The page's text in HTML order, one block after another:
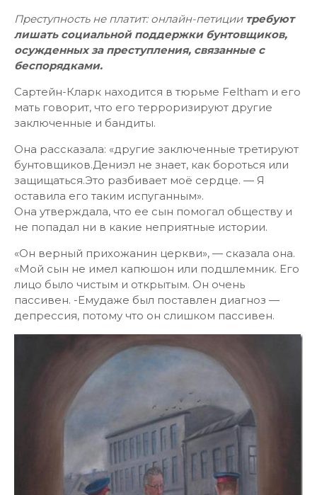
Преступность не платит: онлайн-петиции требуют
лишать социальной поддержки бунтовщиков,
осужденных за преступления, связанные с
беспорядками.
Сартейн-Кларк находится в тюрьме Feltham и его
мать говорит, что его терроризируют другие
заключенные и бандиты.
Она рассказала: «другие заключенные третируют
бунтовщиков.Дениэл не знает, как бороться или
защищаться.Это разбивает моё сердце. — Я
оставила его таким испуганным».
Она утверждала, что ее сын помогал обществу и
не попадал ни в какие неприятные истории.
«Он верный прихожанин церкви», — сказала она.
«Мой сын не имел капюшон или подшлемник. Его
лицо было чистым и открытым. Он очень
пассивен. -Емудаже был поставлен диагноз —
депрессия, потому что он слишком пассивен.